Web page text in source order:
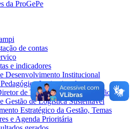
da ProGePe
de contas
e indicadores
Desenvolvimento Institucional
Institucional
de Tecnologia da Informação
Gestão de Logística Sustentável
Estratégico da Gestão, Temas
e Agenda Prioritária